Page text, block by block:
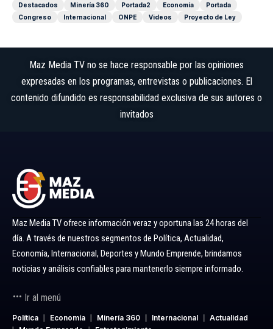
Destacados
Minería 360 Portada2 Economía
Portada
Congreso
Internacional ONPE Videos Proyecto de Ley
Maz Media TV no se hace responsable por las opiniones
expresadas en los programas, entrevistas o publicaciones. El
contenido difundido es responsabilidad exclusiva de sus autores o
invitados
Maz Media TV ofrece información veraz y oportuna las 24 horas del
día. A través de nuestros segmentos de Política, Actualidad,
Economía, Internacional, Deportes y Mundo Emprende, brindamos
noticias y análisis confiables para mantenerlo siempre informado.
Ir al menú
Política Economía Minería 360 Internacional
Actualidad